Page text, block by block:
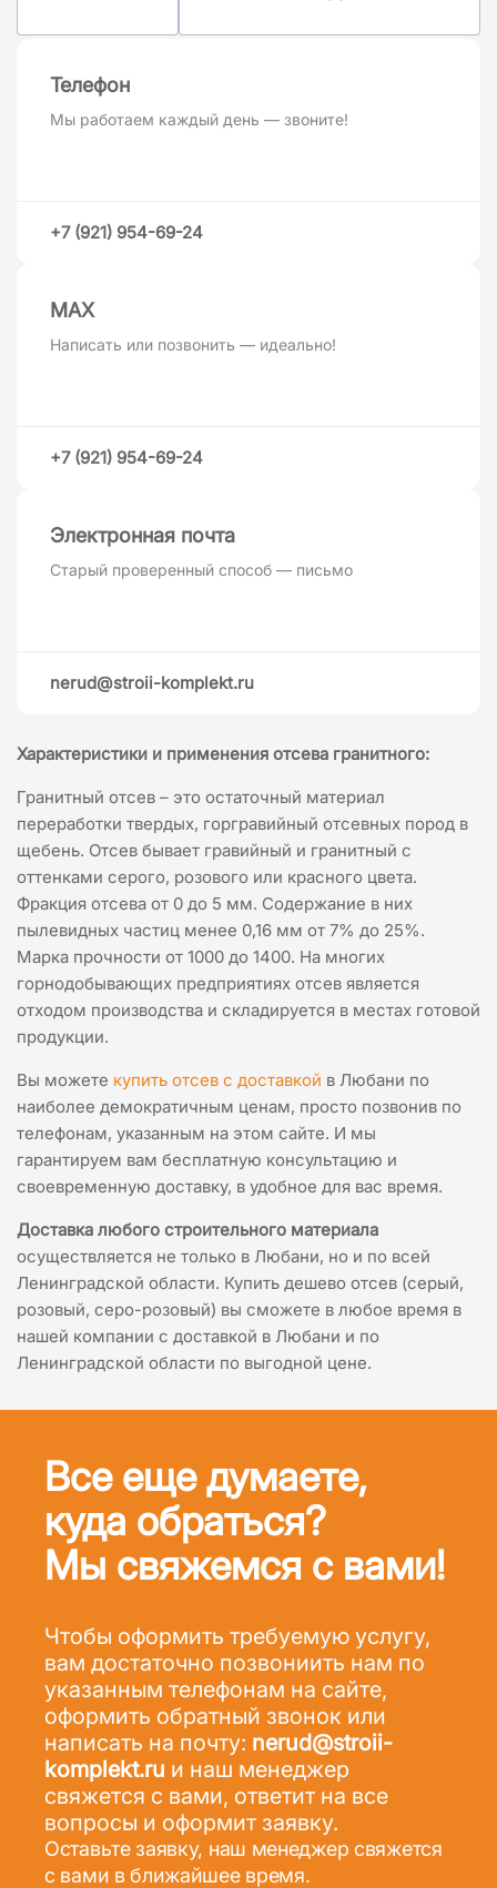
Телефон
Мы работаем каждый день — звоните!
+7 (921) 954-69-24
MAХ
Написать или позвонить — идеально!
+7 (921) 954-69-24
Электронная почта
Старый проверенный способ — письмо
nerud@stroii-komplekt.ru
Характеристики и применения отсева гранитного:
Гранитный отсев – это остаточный материал
переработки твердых, горгравийный отсевных пород в
щебень. Отсев бывает гравийный и гранитный с
оттенками серого, розового или красного цвета.
Фракция отсева от 0 до 5 мм. Содержание в них
пылевидных частиц менее 0,16 мм от 7% до 25%.
Марка прочности от 1000 до 1400. На многих
горнодобывающих предприятиях отсев является
отходом производства и складируется в местах готовой
продукции.
Вы можете купить отсев с доставкой в Любани по
наиболее демократичным ценам, просто позвонив по
телефонам, указанным на этом сайте. И мы
гарантируем вам бесплатную консультацию и
своевременную доставку, в удобное для вас время.
Доставка любого строительного материала
осуществляется не только в Любани, но и по всей
Ленинградской области. Купить дешево отсев (серый,
розовый, серо-розовый) вы сможете в любое время в
нашей компании с доставкой в Любани и по
Ленинградской области по выгодной цене.
Все еще думаете,
куда обраться?
Мы свяжемся с вами!
Чтобы оформить требуемую услугу,
вам достаточно позвониить нам по
указанным телефонам на сайте,
оформить обратный звонок или
написать на почту: nerud@stroii-
komplekt.ru и наш менеджер
свяжется с вами, ответит на все
вопросы и оформит заявку.
Оставьте заявку, наш менеджер свяжется
с вами в ближайшее время.